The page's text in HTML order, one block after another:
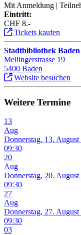
Mit Anmeldung |
Eintritt:
CHF 8.-
Tickets kaufen
Stadtbibliothek Baden
Mellingerstrasse 19
5400 Baden
Website besuchen
Weitere Termine
13
Aug
Donnerstag, 13. August
09:30
20
Aug
Donnerstag, 20. August
09:30
27
Aug
Donnerstag, 27. August
09:30
03